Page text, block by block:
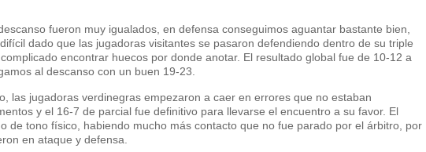
fueron muy igualados, en defensa conseguimos aguantar bastante bien,
dado que las jugadoras visitantes se pasaron defendiendo dentro de su triple
encontrar huecos por donde anotar. El resultado global fue de 10-12 a
al descanso con un buen 19-23.
las jugadoras verdinegras empezaron a caer en errores que no estaban
y el 16-7 de parcial fue definitivo para llevarse el encuentro a su favor. El
de tono físico, habiendo mucho más contacto que no fue parado por el árbitro, por
en ataque y defensa.